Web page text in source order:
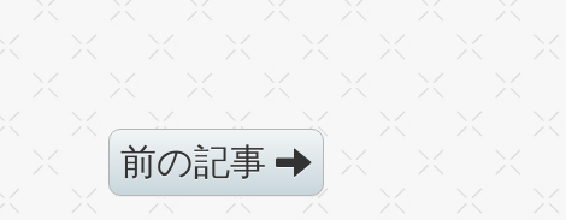
前の記事